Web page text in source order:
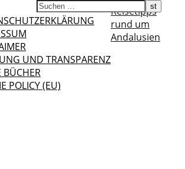
UND TRANSPARENZ
BÜCHER
POLICY (EU)
Reisetipps
rund um
Andalusien